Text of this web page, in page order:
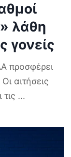
λάθη
γονείς
προσφέρει
αιτήσεις
...